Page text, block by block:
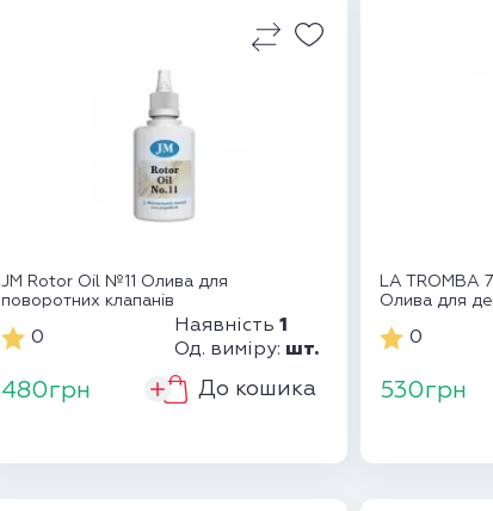
JM Rotor Oil №11 Олива для
поворотних клапанів
0
Наявність1
Од. виміру: шт.
480грн До кошика
LA TROMBA
Олива для
0
530грн